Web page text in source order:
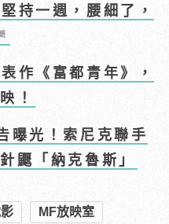
持一週，腰細了，
作《富都青年》，
！
曝光！索尼克聯手
鼴「納克魯斯」
MF放映室